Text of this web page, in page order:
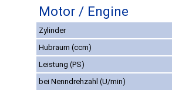
Motor / Engine
Zylinder
Hubraum (ccm)
Leistung (PS)
bei Nenndrehzahl (U/min)